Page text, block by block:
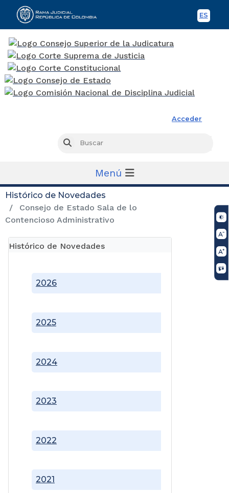
ES
Acceder
Buscar
Menú
Histórico de Novedades
Consejo de Estado Sala de lo
Contencioso Administrativo
Histórico de Novedades
2021
2022
2023
2024
2025
2026